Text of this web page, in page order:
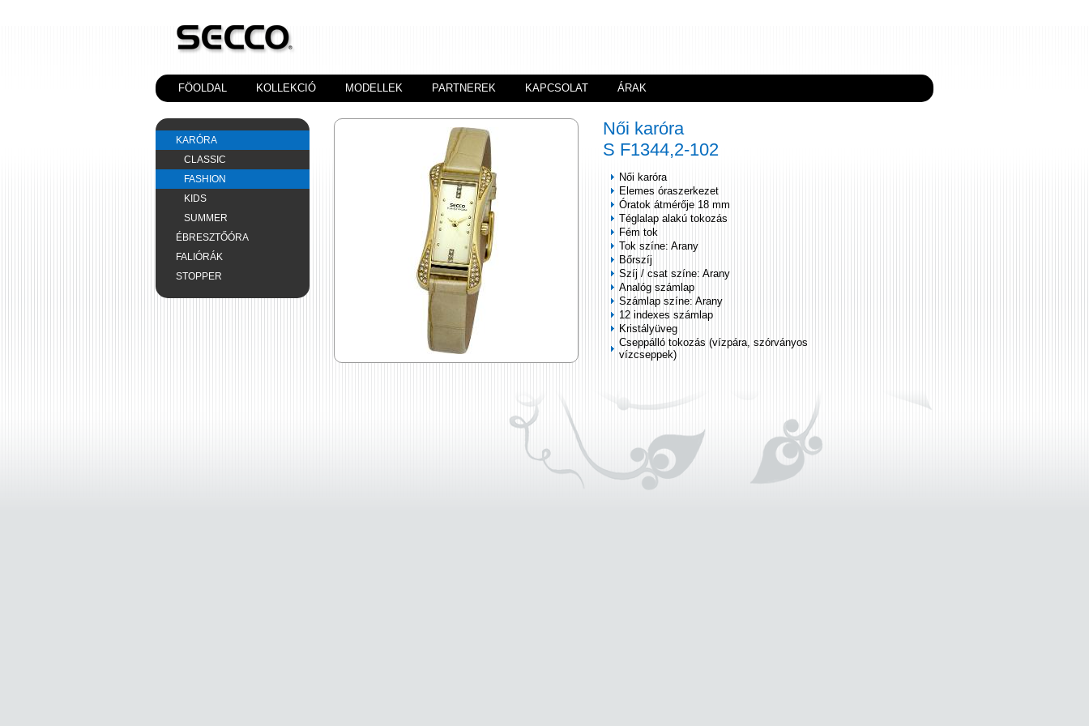
FÖOLDAL KOLLEKCIÓ MODELLEK PARTNEREK KAPCSOLAT ÁRAK
KARÓRA
CLASSIC
FASHION
KIDS
SUMMER
ÉBRESZTŐÓRA
FALIÓRÁK
STOPPER
Női karóra
S F1344,2-102
Női karóra
Elemes óraszerkezet
Óratok átmérője 18 mm
Téglalap alakú tokozás
Fém tok
Tok színe: Arany
Bőrszíj
Szíj / csat színe: Arany
Analóg számlap
Számlap színe: Arany
12 indexes számlap
Kristályüveg
Cseppálló tokozás (vízpára, szórványos
vízcseppek)